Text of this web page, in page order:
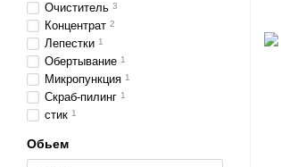
Очиститель 3
Концентрат 2
Лепестки 1
Обертывание 1
Микропункция 1
Скраб-пилинг 1
стик 1
Обьем